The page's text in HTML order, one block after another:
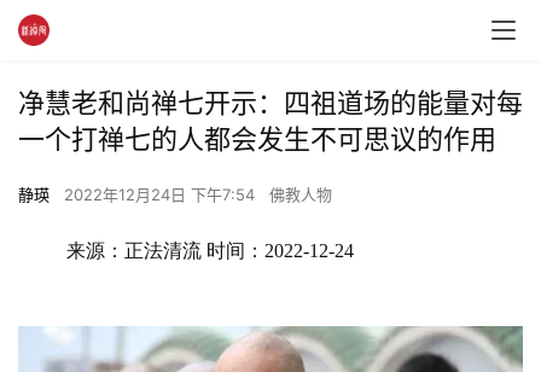
净慧老和尚禅七开示：四祖道场的能量对每
一个打禅七的人都会发生不可思议的作用
静瑛 2022年12月24日 下午7:54 佛教人物
来源：正法清流 时间：2022-12-24